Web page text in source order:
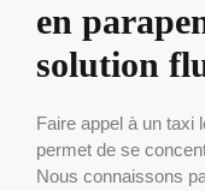
en
solution
Faire appel à un taxi
permet de se
Nous connaissons